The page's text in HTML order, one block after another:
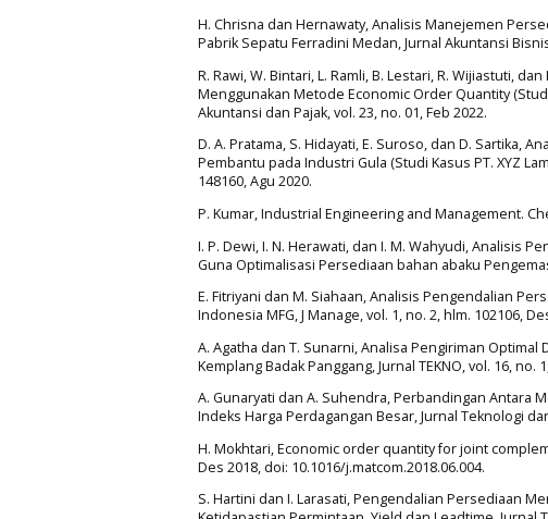
H. Chrisna dan Hernawaty, Analisis Manejemen
Pabrik Sepatu Ferradini Medan, Jurnal Akuntansi
R. Rawi, W. Bintari, L. Ramli, B. Lestari, R. Wijiastuti,
Menggunakan Metode Economic Order Quantity
Akuntansi dan Pajak, vol. 23, no. 01, Feb 2022.
D. A. Pratama, S. Hidayati, E. Suroso, dan D. Sartika,
Pembantu pada Industri Gula (Studi Kasus PT. XYZ
148160, Agu 2020.
P. Kumar, Industrial Engineering and Management.
I. P. Dewi, I. N. Herawati, dan I. M. Wahyudi, Analisis
Guna Optimalisasi Persediaan bahan abaku
E. Fitriyani dan M. Siahaan, Analisis Pengendalian
Indonesia MFG, J Manage, vol. 1, no. 2, hlm. 102106,
A. Agatha dan T. Sunarni, Analisa Pengiriman
Kemplang Badak Panggang, Jurnal TEKNO, vol. 16, no.
A. Gunaryati dan A. Suhendra, Perbandingan Antara
Indeks Harga Perdagangan Besar, Jurnal Teknologi
H. Mokhtari, Economic order quantity for joint
Des 2018, doi: 10.1016/j.matcom.2018.06.004.
S. Hartini dan I. Larasati, Pengendalian Persediaan